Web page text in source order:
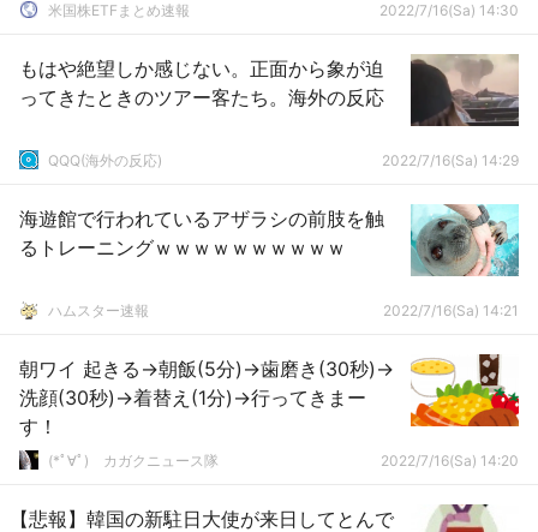
米国株ETFまとめ速報 2022/7/16(Sa) 14:30
もはや絶望しか感じない。正面から象が迫
ってきたときのツアー客たち。海外の反応
QQQ(海外の反応) 2022/7/16(Sa) 14:29
海遊館で行われているアザラシの前肢を触
るトレーニングｗｗｗｗｗｗｗｗｗｗ
ハムスター速報 2022/7/16(Sa) 14:21
朝ワイ 起きる→朝飯(5分)→歯磨き(30秒)→
洗顔(30秒)→着替え(1分)→行ってきまー
す！
(*ﾟ∀ﾟ)ゞカガクニュース隊 2022/7/16(Sa) 14:20
【悲報】韓国の新駐日大使が来日してとんで